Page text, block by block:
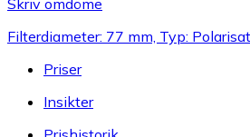
Filterdiameter: 77 mm, Typ:
Priser
Insikter